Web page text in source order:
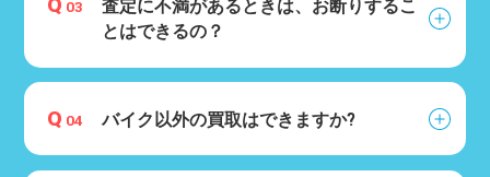
Q 03
査定に不満があるときは、お断りするこ
とはできるの？
Q 04 バイク以外の買取はできますか?